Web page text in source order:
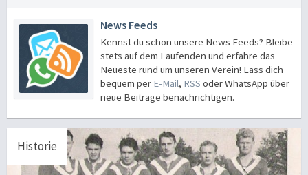
News Feeds
Kennst du schon unsere News Feeds? Bleibe
stets auf dem Laufenden und erfahre das
Neueste rund um unseren Verein! Lass dich
bequem per E-Mail, RSS oder WhatsApp über
neue Beiträge benachrichtigen.
Historie